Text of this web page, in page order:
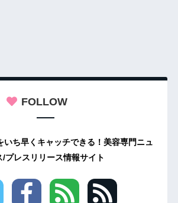
FOLLOW
いち早くキャッチできる！美容専門ニュ
/プレスリリース情報サイト